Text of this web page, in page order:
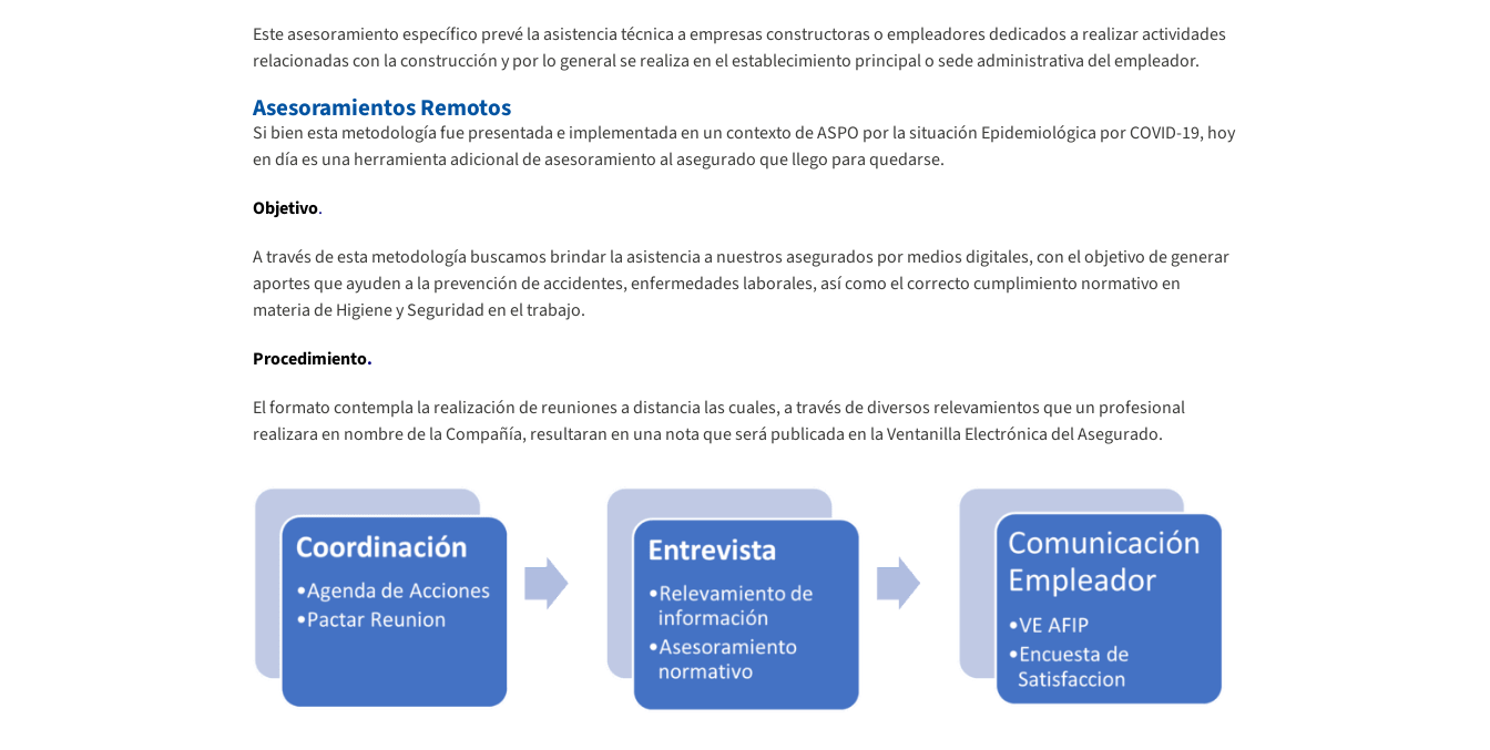
Este asesoramiento específico prevé la asistencia técnica a empresas constructoras o empleadores dedicados a realizar actividades
relacionadas con la construcción y por lo general se realiza en el establecimiento principal o sede administrativa del empleador.
Asesoramientos Remotos
Si bien esta metodología fue presentada e implementada en un contexto de ASPO por la situación Epidemiológica por COVID-19, hoy
en día es una herramienta adicional de asesoramiento al asegurado que llego para quedarse.
Objetivo.
A través de esta metodología buscamos brindar la asistencia a nuestros asegurados por medios digitales, con el objetivo de generar
aportes que ayuden a la prevención de accidentes, enfermedades laborales, así como el correcto cumplimiento normativo en
materia de Higiene y Seguridad en el trabajo.
Procedimiento.
El formato contempla la realización de reuniones a distancia las cuales, a través de diversos relevamientos que un profesional
realizara en nombre de la Compañía, resultaran en una nota que será publicada en la Ventanilla Electrónica del Asegurado.